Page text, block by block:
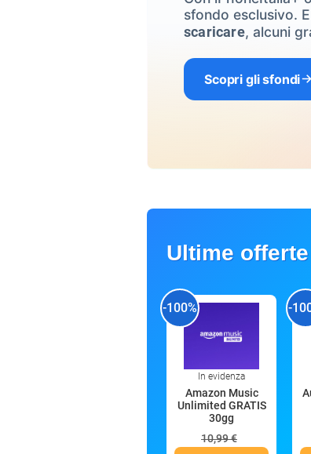
sfondo esclusivo.
scaricare, alcuni
Scopri gli sfondi
Ultime
-100%
In evidenza
Amazon Music
Unlimited GRATIS
30gg
10,99 €
-